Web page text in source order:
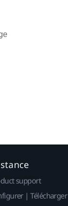
support
| Télécharger